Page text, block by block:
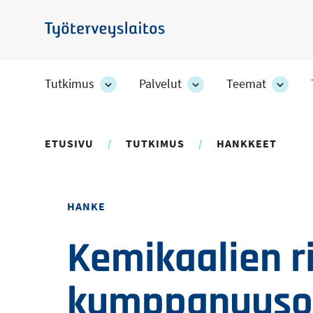
pääsisältöön
Työterveyslaitos
Tutkimus
TutkimusPalvelut
PalvelutTeemat
ETUSIVU TUTKIMUS HANKKEET
HANKE
Kemikaalien